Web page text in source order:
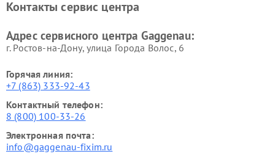
Контакты сервис центра
Адрес сервисного центра Gaggenau:
г. Ростов-на-Дону, улица Города Волос, 6
Горячая линия:
+7 (863) 333-92-43
Контактный телефон:
8 (800) 100-33-26
Электронная почта:
info@gaggenau-fixim.ru